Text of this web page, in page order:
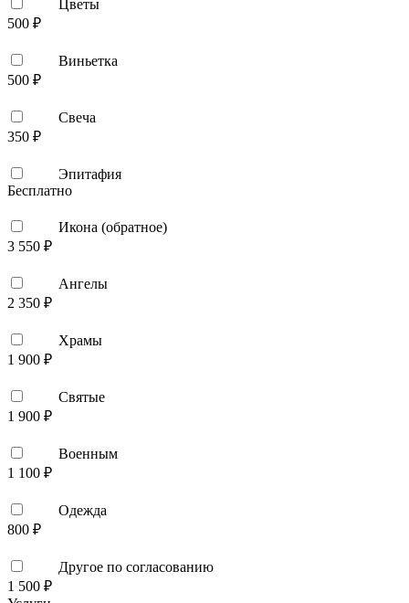
Цветы
500 ₽
Виньетка
500 ₽
Свеча
350 ₽
Эпитафия
Бесплатно
Икона (обратное)
3 550 ₽
Ангелы
2 350 ₽
Храмы
1 900 ₽
Святые
1 900 ₽
Военным
1 100 ₽
Одежда
800 ₽
Другое по согласованию
1 500 ₽